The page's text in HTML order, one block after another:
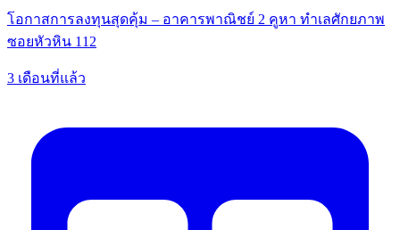
โอกาสการลงทุนสุดคุ้ม – อาคารพาณิชย์ 2 คูหา ทำเลศักยภาพ
ซอยหัวหิน 112
3 เดือนที่แล้ว